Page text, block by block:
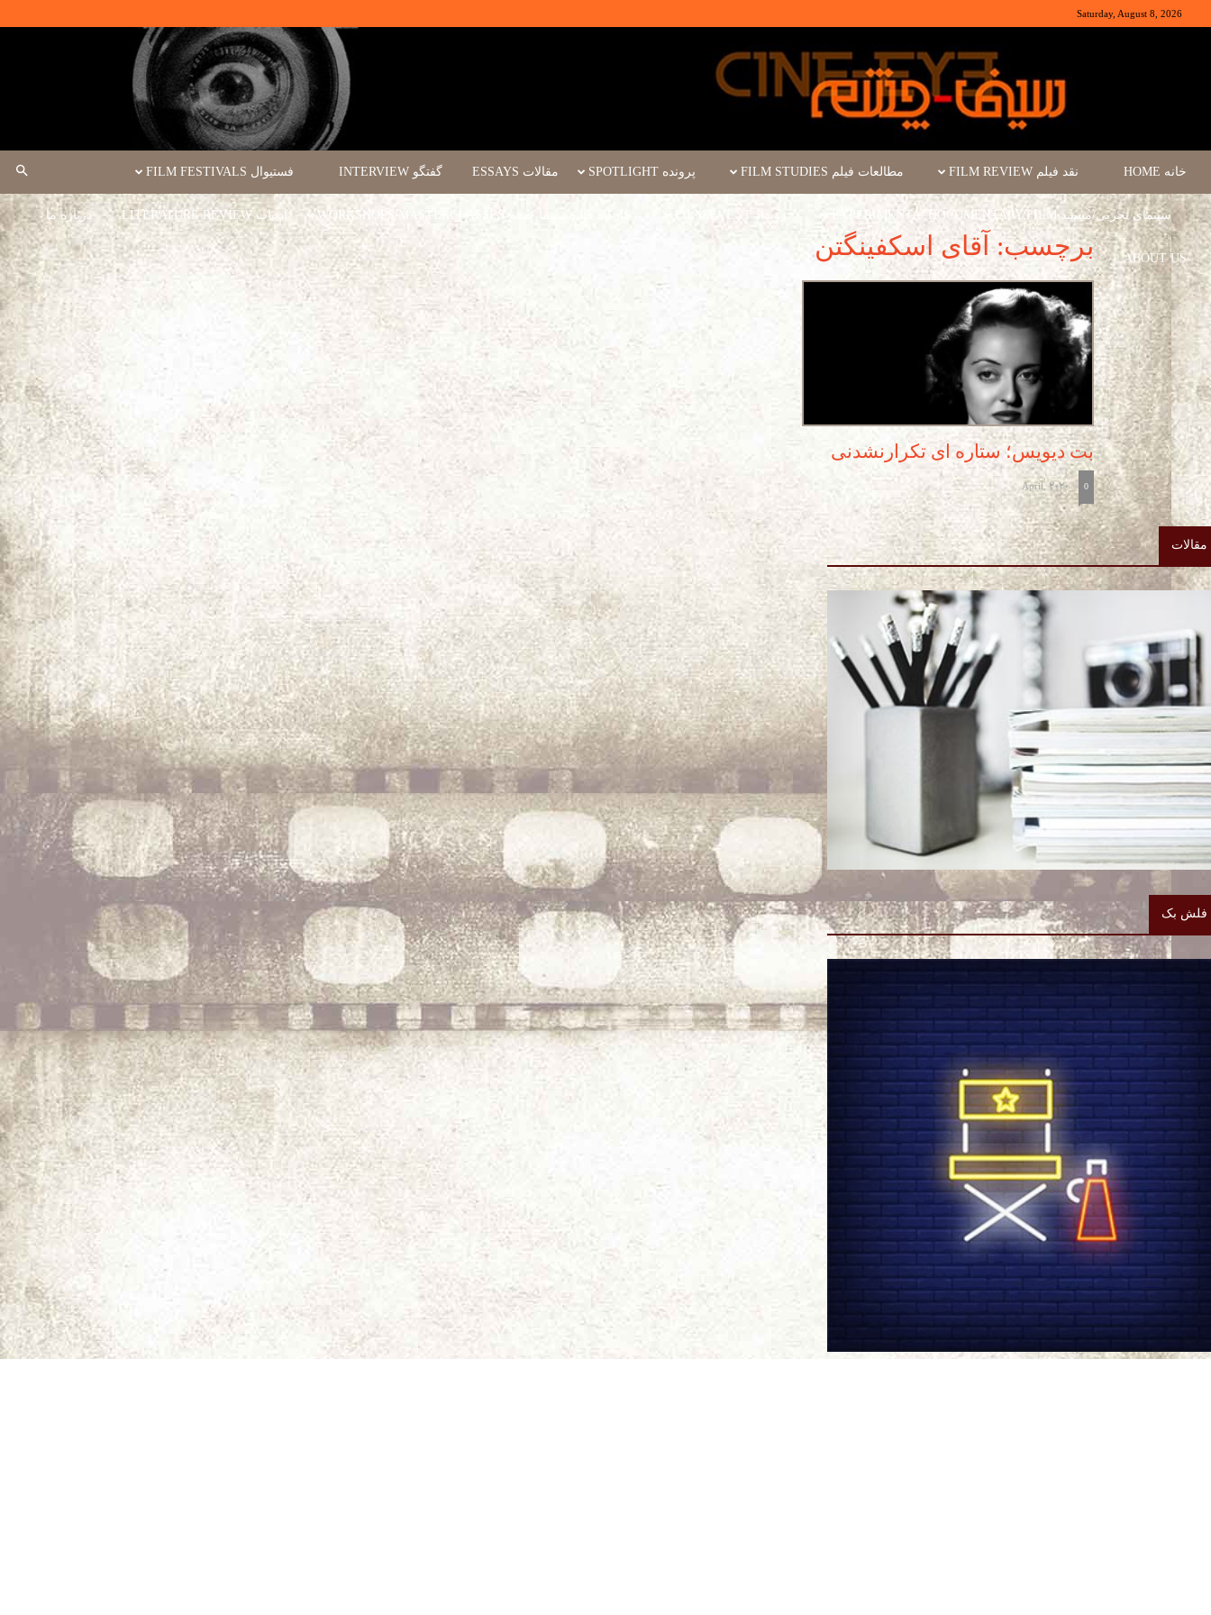
Saturday, August 8, 2026
خانه HOME نقد فیلم FILM REVIEW مطالعات فیلم FILM STUDIES پرونده SPOTLIGHT مقالات ESSAYS گفتگو INTERVIEW فستیوال FILM FESTIVALS
سینمای تجربی/مستند EXPERIMENTA/ DOCUMENTARY FILM رویداد FILM EVENT کارگاه فیلم سینما چشم WORKSHOPS/MASTERCLASSES ادبیات LITERATURE REVIEW درباره ما
ABOUT US برچسب: آقای اسکفینگتن
بت دیویس؛ ستاره ای تکرارنشدنی
-
April, 2020 0
مقالات
فلش بک